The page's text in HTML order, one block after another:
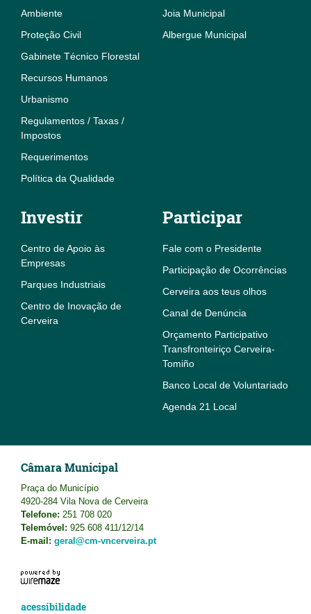
Ambiente
Proteção Civil
Gabinete Técnico Florestal
Recursos Humanos
Urbanismo
Regulamentos / Taxas /
Impostos
Requerimentos
Política da Qualidade
Joia Municipal
Albergue Municipal
Investir
Centro de Apoio às
Empresas
Parques Industriais
Centro de Inovação de
Cerveira
Participar
Fale com o Presidente
Participação de Ocorrências
Cerveira aos teus olhos
Canal de Denúncia
Orçamento Participativo
Transfronteiriço Cerveira-
Tomiño
Banco Local de Voluntariado
Agenda 21 Local
Câmara Municipal
Praça do Município
4920-284 Vila Nova de Cerveira
Telefone: 251 708 020
Telemóvel: 925 608 411/12/14
E-mail: geral@cm-vncerveira.pt
acessibilidade